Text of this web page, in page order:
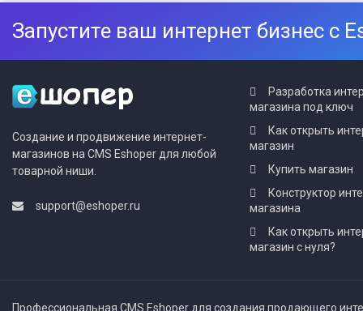
Запустите ваш интернет бизнес с
Создание и продвижение интернет-
магазинов на CMS Eshoper для любой
товарной ниши.
support@eshoper.ru
Разработка
магазина под ключ
Как открыть
магазин
Купить магазин
Конструктор
магазина
Как открыть
магазин с нуля?
Профессиональная CMS Eshoper для создания продающего